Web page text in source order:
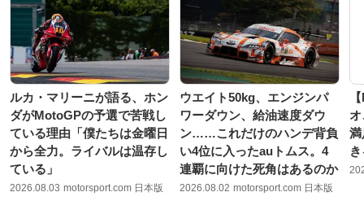
ルカ・マリーニが語る、ホン
ダがMotoGPの予選で苦戦し
ている理由「僕たちは金曜日
から全力。ライバルは温存し
ている」
2026.08.03 motorsport.com 日本版
ウエイト50kg、エンジンパ
ワーダウン、給油速度ダウ
ン……これだけのハンデ背負
い4位に入ったauトムス。4
連覇に向けた死角はあるのか
2026.08.02 motorsport.com 日本版
オ
満